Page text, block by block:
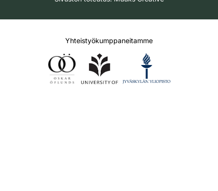
Yhteistyökumppaneitamme